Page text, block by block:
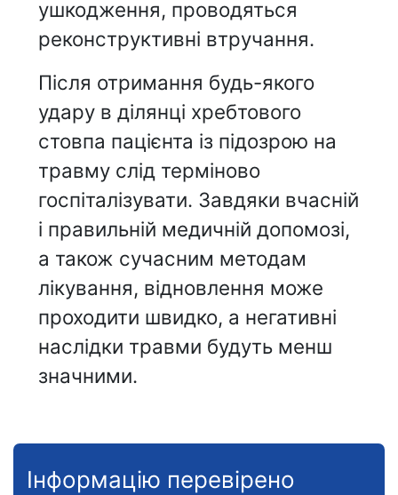
ушкодження, проводяться
реконструктивні втручання.
Після отримання будь-якого
удару в ділянці хребтового
стовпа пацієнта із підозрою на
травму слід терміново
госпіталізувати. Завдяки вчасній
і правильній медичній допомозі,
а також сучасним методам
лікування, відновлення може
проходити швидко, а негативні
наслідки травми будуть менш
значними.
Інформацію перевірено